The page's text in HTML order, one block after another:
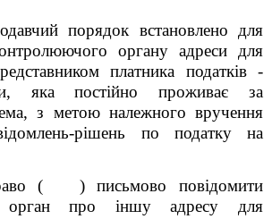
порядок встановлено для
органу адреси для
платника податків -
яка постійно проживає за
з метою належного вручення
рішень по податку на
( ) письмово повідомити
орган про іншу адресу для